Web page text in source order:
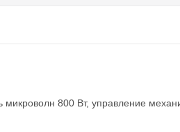
800 Вт, управление